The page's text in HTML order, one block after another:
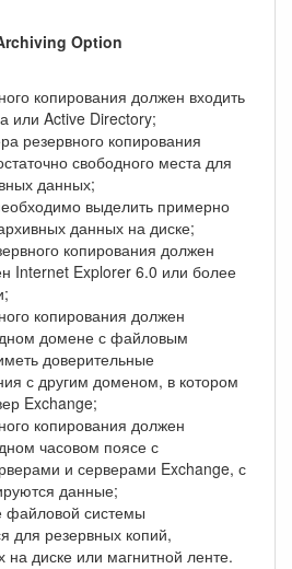
Option
копирования должен входить
или Active Directory;
резервного копирования
свободного места для
данных;
выделить примерно
данных на диске;
копирования должен
Internet Explorer 6.0 или более
копирования должен
домене с файловым
доверительные
с другим доменом, в котором
Exchange;
копирования должен
часовом поясе с
и серверами Exchange, с
данные;
файловой системы
для резервных копий,
на диске или магнитной ленте.